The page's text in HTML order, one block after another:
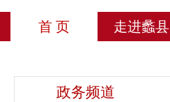
首 页 走进蠡县
政务频道